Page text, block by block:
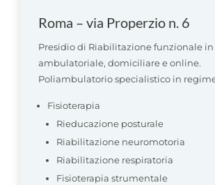
Roma – via Properzio n. 6
Presidio di Riabilitazione funzionale
ambulatoriale, domiciliare e online.
Poliambulatorio specialistico in
Fisioterapia
Rieducazione posturale
Riabilitazione neuromotoria
Riabilitazione respiratoria
Fisioterapia strumentale